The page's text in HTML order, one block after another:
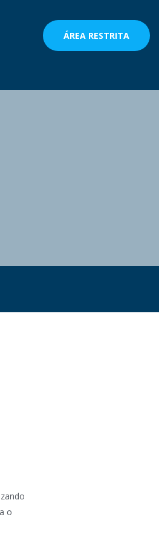
ÁREA RESTRITA
o